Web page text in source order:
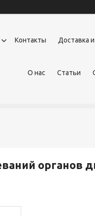
Контакты Доставка
О нас Статьи
органов